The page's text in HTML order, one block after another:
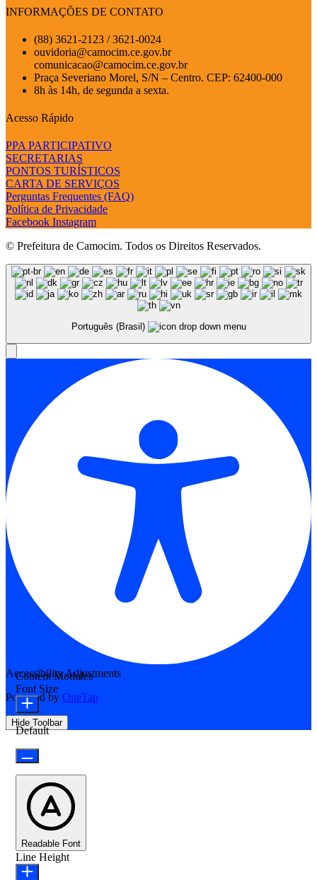
INFORMAÇÕES DE CONTATO
(88) 3621-2123 / 3621-0024
ouvidoria@camocim.ce.gov.br
comunicacao@camocim.ce.gov.br
Praça Severiano Morel, S/N – Centro. CEP: 62400-000
8h às 14h, de segunda a sexta.
Acesso Rápido
PPA PARTICIPATIVO
SECRETARIAS
PONTOS TURÍSTICOS
CARTA DE SERVIÇOS
Perguntas Frequentes (FAQ)
Política de Privacidade
Facebook Instagram
© Prefeitura de Camocim. Todos os Direitos Reservados.
Português (Brasil)
Accessibility Adjustments
Powered by OneTap
Hide Toolbar
Content Modules
Font Size
Default
Readable Font
Line Height